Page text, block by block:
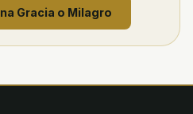
Gracia o Milagro